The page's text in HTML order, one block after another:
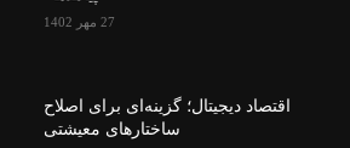
27 مهر 1402
اقتصاد دیجیتال؛ گزینه‌ای برای اصلاح
ساختارهای معیشتی